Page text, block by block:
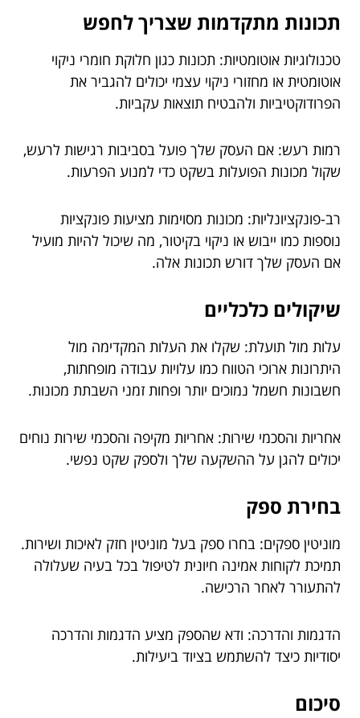
תכונות מתקדמות שצריך לחפש
טכנולוגיות אוטומטיות: תכונות כגון חלוקת חומרי ניקוי
אוטומטית או מחזורי ניקוי עצמי יכולים להגביר את
הפרודוקטיביות ולהבטיח תוצאות עקביות.
רמות רעש: אם העסק שלך פועל בסביבות רגישות לרעש,
שקול מכונות הפועלות בשקט כדי למנוע הפרעות.
רב-פונקציונליות: מכונות מסוימות מציעות פונקציות
נוספות כמו ייבוש או ניקוי בקיטור, מה שיכול להיות מועיל
אם העסק שלך דורש תכונות אלה.
שיקולים כלכליים
עלות מול תועלת: שקלו את העלות המקדימה מול
היתרונות ארוכי הטווח כמו עלויות עבודה מופחתות,
חשבונות חשמל נמוכים יותר ופחות זמני השבתת מכונות.
אחריות והסכמי שירות: אחריות מקיפה והסכמי שירות נוחים
יכולים להגן על ההשקעה שלך ולספק שקט נפשי.
בחירת ספק
מוניטין ספקים: בחרו ספק בעל מוניטין חזק לאיכות ושירות.
תמיכת לקוחות אמינה חיונית לטיפול בכל בעיה שעלולה
להתעורר לאחר הרכישה.
הדגמות והדרכה: ודא שהספק מציע הדגמות והדרכה
יסודיות כיצד להשתמש בציוד ביעילות.
סיכום